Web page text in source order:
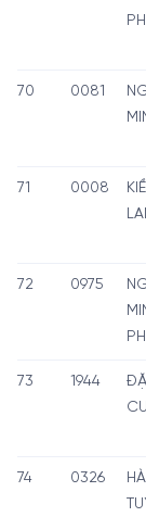
70 0081
71 0008
72 0975
73 1944
74 0326